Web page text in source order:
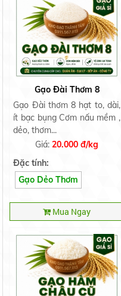
Gạo Đài Thơm 8
Gạo Đài thơm 8 hạt to, dài,
ít bạc bụng Cơm nấu mềm ,
dẻo, thơm...
Giá:20.000 đ/kg
Đặc tính:
Gạo Dẻo Thơm
Mua Ngay